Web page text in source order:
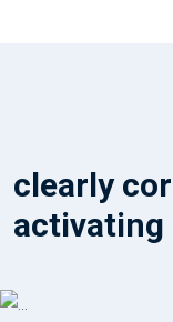
clearly
activating